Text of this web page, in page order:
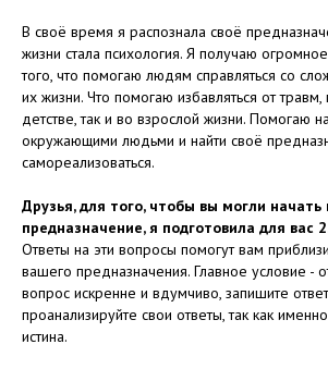
В своё время я распознала своё
жизни стала психология. Я получаю
того, что помогаю людям справляться со
их жизни. Что помогаю избавляться от
детстве, так и во взрослой жизни. Помогаю
окружающими людьми и найти своё
самореализоваться.
Друзья, для того, чтобы вы могли начать
предназначение, я подготовила для вас
Ответы на эти вопросы помогут вам
вашего предназначения. Главное условие -
вопрос искренне и вдумчиво, запишите
проанализируйте свои ответы, так как
истина.